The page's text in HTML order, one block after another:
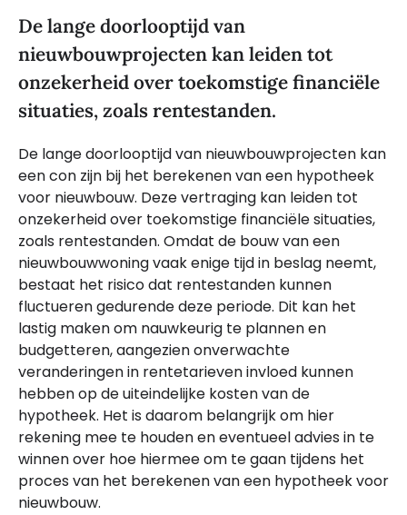
De lange doorlooptijd van
nieuwbouwprojecten kan leiden tot
onzekerheid over toekomstige financiële
situaties, zoals rentestanden.
De lange doorlooptijd van nieuwbouwprojecten kan
een con zijn bij het berekenen van een hypotheek
voor nieuwbouw. Deze vertraging kan leiden tot
onzekerheid over toekomstige financiële situaties,
zoals rentestanden. Omdat de bouw van een
nieuwbouwwoning vaak enige tijd in beslag neemt,
bestaat het risico dat rentestanden kunnen
fluctueren gedurende deze periode. Dit kan het
lastig maken om nauwkeurig te plannen en
budgetteren, aangezien onverwachte
veranderingen in rentetarieven invloed kunnen
hebben op de uiteindelijke kosten van de
hypotheek. Het is daarom belangrijk om hier
rekening mee te houden en eventueel advies in te
winnen over hoe hiermee om te gaan tijdens het
proces van het berekenen van een hypotheek voor
nieuwbouw.